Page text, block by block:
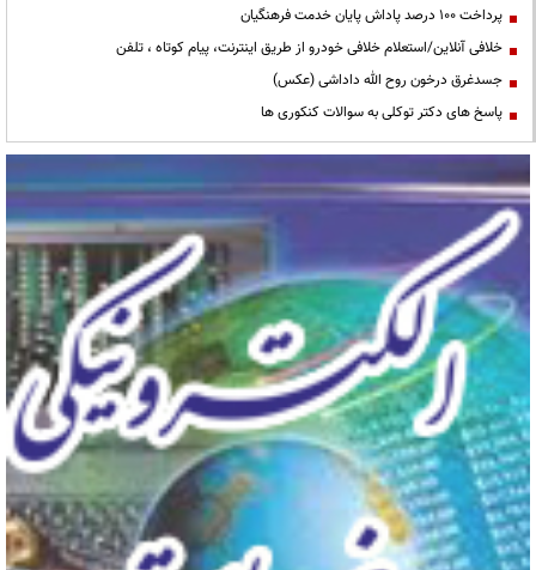
پرداخت ۱۰۰ درصد پاداش پایان خدمت فرهنگیان
خلافی آنلاین/استعلام خلافی خودرو از طریق اینترنت، پیام کوتاه ، تلفن
جسدغرق درخون روح الله داداشی (عکس)
پاسخ های دکتر توکلی به سوالات کنکوری ها